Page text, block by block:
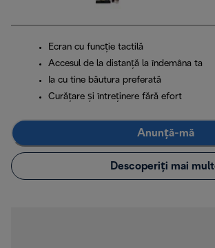
Ecran cu funcție tactilă
Accesul de la distanță la îndemâna ta
Ia cu tine băutura preferată
Curățare și întreținere fără efort
Anunță-mă
Descoperiți mai